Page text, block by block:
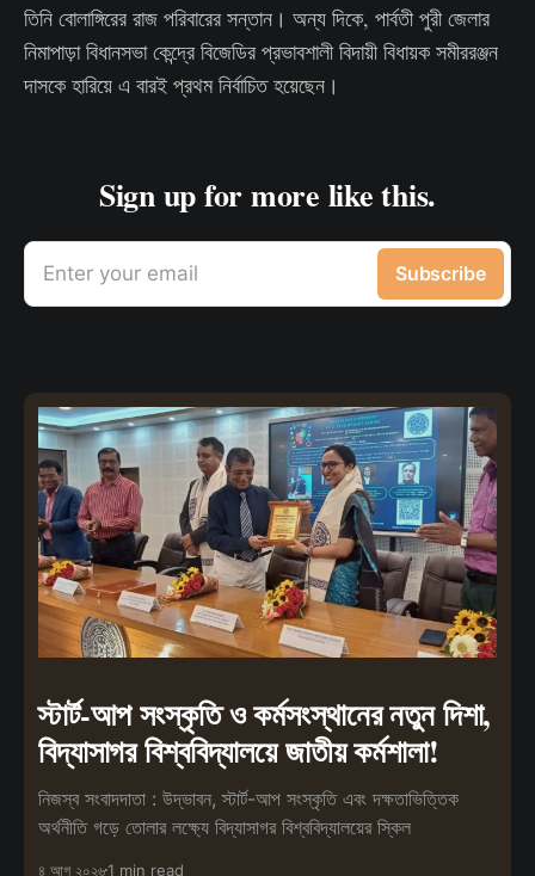
তিনি বোলাঙ্গিরের রাজ পরিবারের সন্তান। অন্য দিকে, পার্বতী পুরী জেলার
নিমাপাড়া বিধানসভা কেন্দ্রে বিজেডির প্রভাবশালী বিদায়ী বিধায়ক সমীররঞ্জন
দাসকে হারিয়ে এ বারই প্রথম নির্বাচিত হয়েছেন।
Sign up for more like this.
Enter your email Subscribe
স্টার্ট-আপ সংস্কৃতি ও কর্মসংস্থানের নতুন দিশা,
বিদ্যাসাগর বিশ্ববিদ্যালয়ে জাতীয় কর্মশালা!
নিজস্ব সংবাদদাতা : উদ্ভাবন, স্টার্ট-আপ সংস্কৃতি এবং দক্ষতাভিত্তিক
অর্থনীতি গড়ে তোলার লক্ষ্যে বিদ্যাসাগর বিশ্ববিদ্যালয়ের স্কিল
৪ আগ ২০২৬1 min read